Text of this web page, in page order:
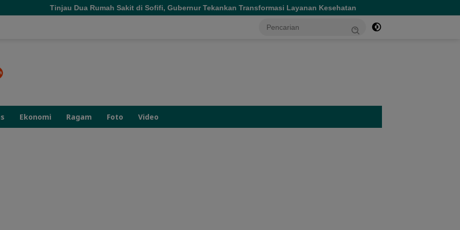
Rumah Sakit di Sofifi, Gubernur Tekankan Transformasi Layanan Kesehatan Gubernur Sherly Tinjau Revitalisasi
Ekonomi Ragam Foto Video